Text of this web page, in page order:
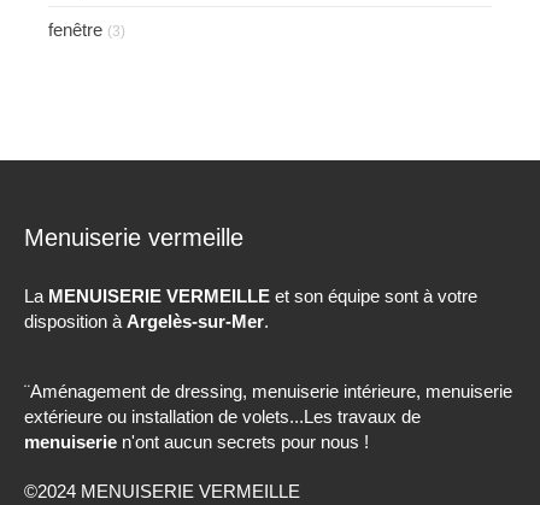
fenêtre (3)
Menuiserie vermeille
La MENUISERIE VERMEILLE et son équipe sont à votre
disposition à Argelès-sur-Mer.
¨Aménagement de dressing, menuiserie intérieure, menuiserie
extérieure ou installation de volets...Les travaux de
menuiserie n'ont aucun secrets pour nous !
©2024 MENUISERIE VERMEILLE